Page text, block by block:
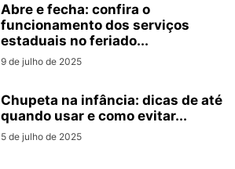
Abre e fecha: confira o
funcionamento dos serviços
estaduais no feriado...
9 de julho de 2025
Chupeta na infância: dicas de até
quando usar e como evitar...
5 de julho de 2025